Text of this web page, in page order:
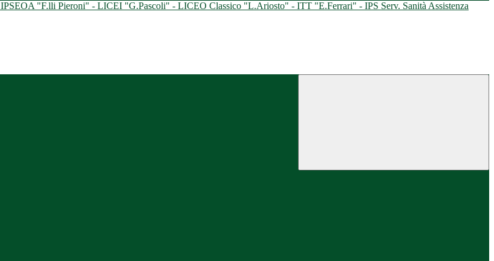
IPSEOA "F.lli Pieroni" - LICEI "G.Pascoli" - LICEO Classico "L.Ariosto" - ITT "E.Ferrari" - IPS Serv. Sanità Assistenza